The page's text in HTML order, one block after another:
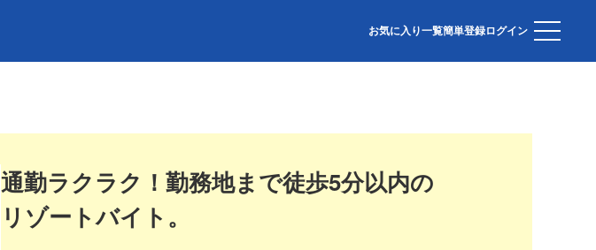
お気に入り一覧簡単登録ログイン
通勤ラクラク！勤務地まで徒歩5分以内の
リゾートバイト。